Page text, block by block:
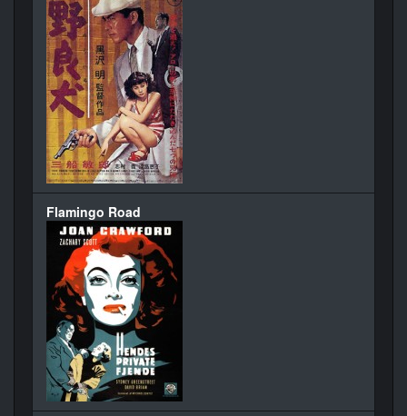
Flamingo Road